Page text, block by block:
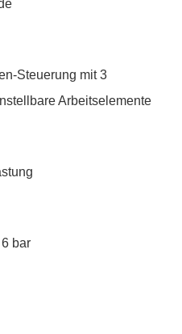
Steuerung mit 3
Arbeitselemente
bar